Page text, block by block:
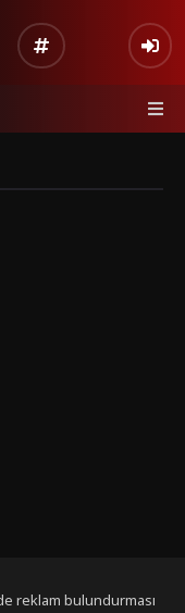
reklam bulundurması